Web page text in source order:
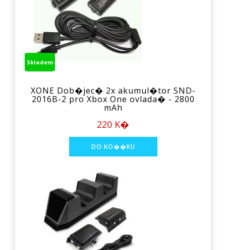
Skladem
XONE Dob�jec� 2x akumul�tor SND-
2016B-2 pro Xbox One ovlada� - 2800
mAh
220 K�